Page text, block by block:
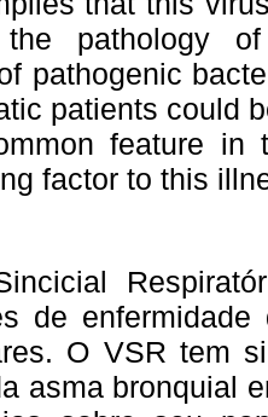
pathology of
pathogenic
patients could
feature in
factor to this
de
O VSR tem
asma bronquial